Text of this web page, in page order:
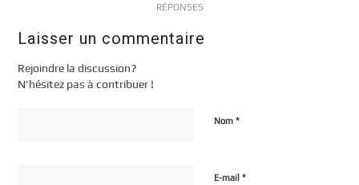
RÉPONSES
Laisser un commentaire
Rejoindre la discussion?
N’hésitez pas à contribuer !
Nom*
E-mail*